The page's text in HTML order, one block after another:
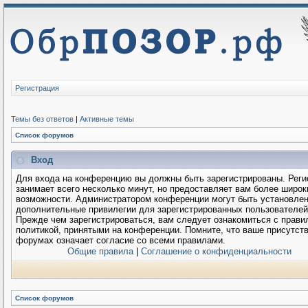
Регистрация
Темы без ответов | Активные темы
Список форумов
Вход
Для входа на конференцию вы должны быть зарегистрированы.
занимает всего несколько минут, но предоставляет вам более
возможности. Администратором конференции могут быть
дополнительные привилегии для зарегистрированных
Прежде чем зарегистрироваться, вам следует ознакомиться с
политикой, принятыми на конференции. Помните, что ваше
форумах означает согласие со всеми правилами.
Общие правила| Соглашение о конфиденциальности
Список форумов